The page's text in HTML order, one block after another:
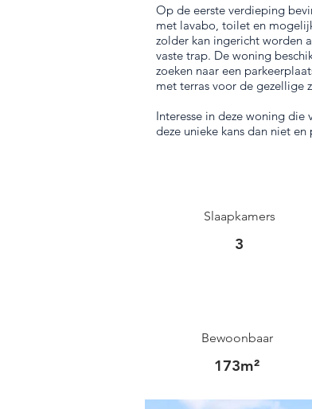
Op de eerste verdieping
met lavabo, toilet en
zolder kan ingericht worden
vaste trap. De woning
zoeken naar een
met terras voor de gezellige
Interesse in deze woning
deze unieke kans dan niet
Slaapkamers
3
Bewoonbaar
173m²